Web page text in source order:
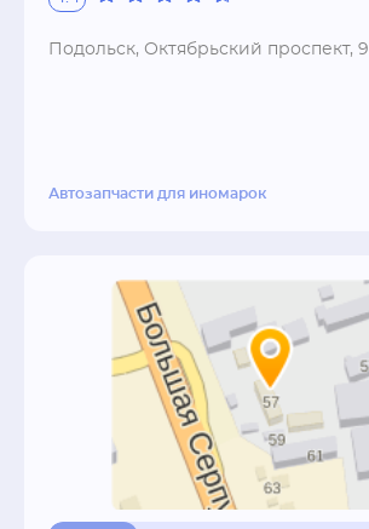
Подольск, Октябрьский проспект, 9
Автозапчасти для иномарок